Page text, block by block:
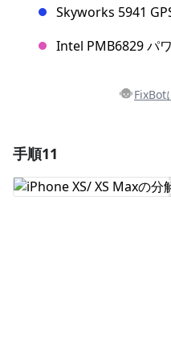
Skyworks 5941
Intel PMB6829 パ
FixBot
コメントを追加
手順11